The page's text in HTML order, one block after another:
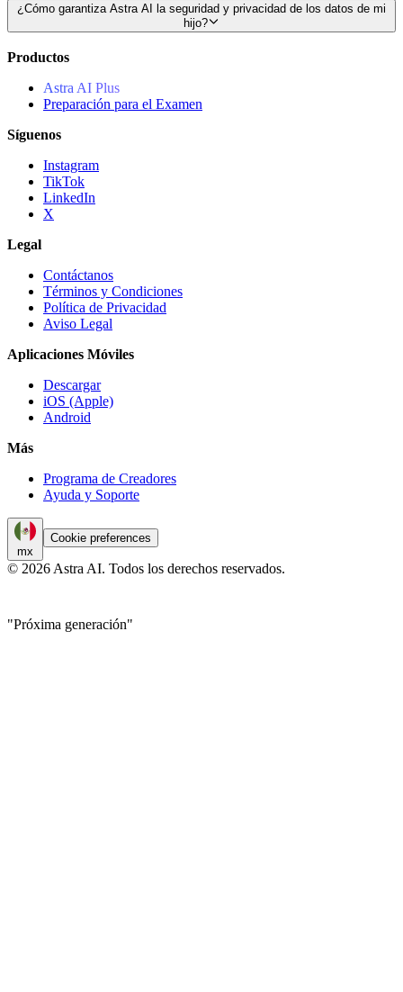
¿Cómo garantiza Astra AI la seguridad y privacidad de los datos de mi
hijo?
Productos
Astra AI Plus
Preparación para el Examen
Síguenos
Instagram
TikTok
LinkedIn
X
Legal
Contáctanos
Términos y Condiciones
Política de Privacidad
Aviso Legal
Aplicaciones Móviles
Descargar
iOS (Apple)
Android
Más
Programa de Creadores
Ayuda y Soporte
mx
Cookie preferences
© 2026 Astra AI. Todos los derechos reservados.
"Próxima generación"